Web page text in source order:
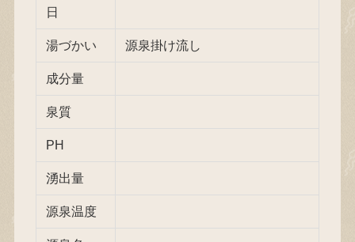
日
湯づかい 源泉掛け流し
成分量
泉質
PH
湧出量
源泉温度